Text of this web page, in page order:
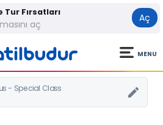
Fırsatları
aç
Aç
MENU
- Special Class